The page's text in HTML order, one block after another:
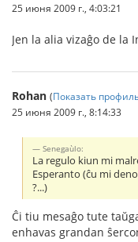
25 июня 2009 г., 4:03:21
Jen la alia vizaĝo de la
Rohan (Показать
25 июня 2009 г., 8:14:33
Senegaùlo:
La regulo kiun mi
Esperanto (ĉu mi
?...)
Ĉi tiu mesaĝo tute
enhavas grandan